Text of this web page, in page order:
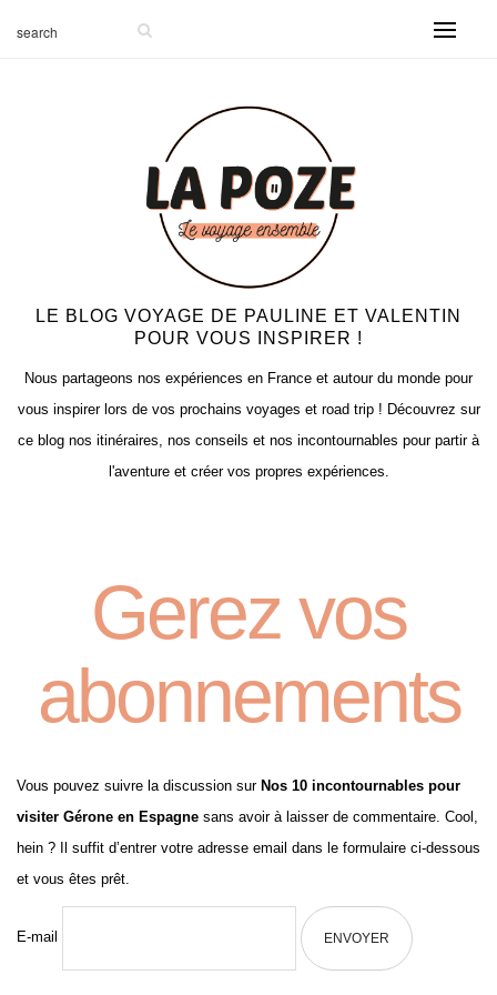
LE BLOG VOYAGE DE PAULINE ET VALENTIN
POUR VOUS INSPIRER !
Nous partageons nos expériences en France et autour du monde pour
vous inspirer lors de vos prochains voyages et road trip ! Découvrez sur
ce blog nos itinéraires, nos conseils et nos incontournables pour partir à
l'aventure et créer vos propres expériences.
Gerez vos
abonnements
Vous pouvez suivre la discussion sur Nos 10 incontournables pour
visiter Gérone en Espagne sans avoir à laisser de commentaire. Cool,
hein ? Il suffit d’entrer votre adresse email dans le formulaire ci-dessous
et vous êtes prêt.
E-mail